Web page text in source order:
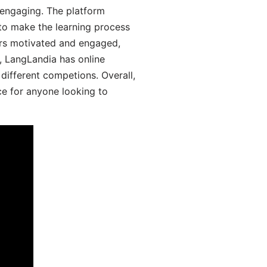
The platform
make the learning process
motivated and engaged,
has online
competions. Overall,
for anyone looking to